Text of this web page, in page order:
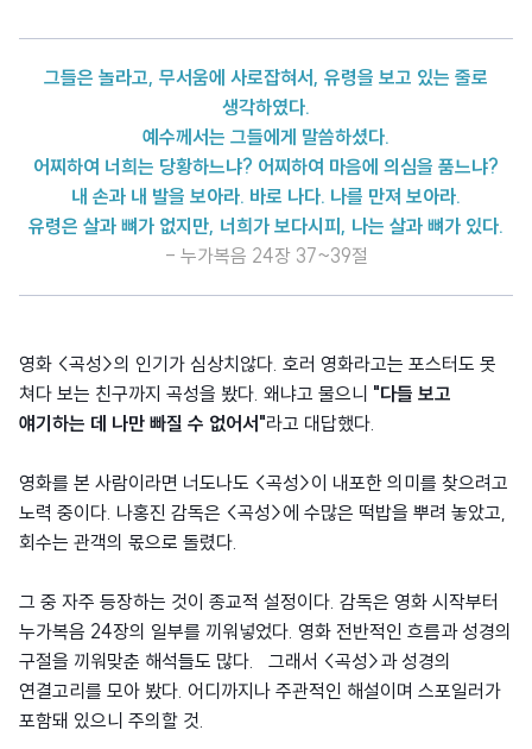
그들은 놀라고, 무서움에 사로잡혀서, 유령을 보고 있는 줄로
생각하였다.
예수께서는 그들에게 말씀하셨다.
어찌하여 너희는 당황하느냐? 어찌하여 마음에 의심을 품느냐?
내 손과 내 발을 보아라. 바로 나다. 나를 만져 보아라.
유령은 살과 뼈가 없지만, 너희가 보다시피, 나는 살과 뼈가 있다.
- 누가복음 24장 37~39절
영화 <곡성>의 인기가 심상치않다. 호러 영화라고는 포스터도 못
쳐다 보는 친구까지 곡성을 봤다. 왜냐고 물으니 "다들 보고
얘기하는 데 나만 빠질 수 없어서"라고 대답했다.
영화를 본 사람이라면 너도나도 <곡성>이 내포한 의미를 찾으려고
노력 중이다. 나홍진 감독은 <곡성>에 수많은 떡밥을 뿌려 놓았고,
회수는 관객의 몫으로 돌렸다.
그 중 자주 등장하는 것이 종교적 설정이다. 감독은 영화 시작부터
누가복음 24장의 일부를 끼워넣었다. 영화 전반적인 흐름과 성경의
구절을 끼워맞춘 해석들도 많다. 그래서 <곡성>과 성경의
연결고리를 모아 봤다. 어디까지나 주관적인 해설이며 스포일러가
포함돼 있으니 주의할 것.